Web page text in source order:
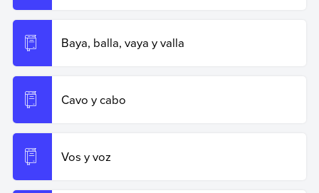
Baya, balla, vaya y valla
Cavo y cabo
Vos y voz